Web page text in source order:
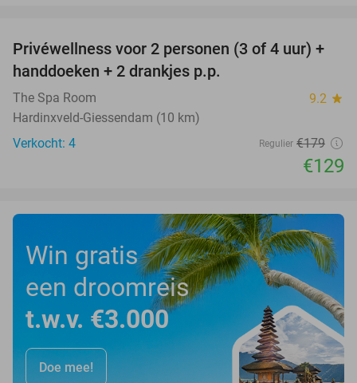
28%
Privéwellness voor 2 personen (3 of 4 uur) +
handdoeken + 2 drankjes p.p.
The Spa Room 9.2 star
Hardinxveld-Giessendam (10 km)
Verkocht: 4
Regulier €179
€129
Win gratis
een droomreis
t.w.v. €3.000
Doe mee!